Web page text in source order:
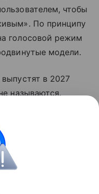
чтобы
По принципу
голосовой режим
модели.
в 2027
называются.
гаджет.